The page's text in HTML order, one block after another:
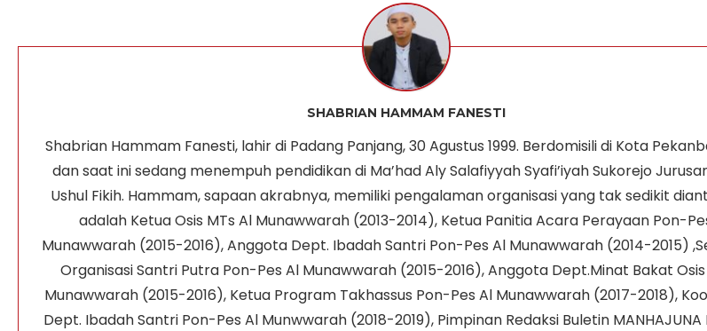
SHABRIAN HAMMAM FANESTI
Shabrian Hammam Fanesti, lahir di Padang Panjang, 30 Agustus 1999. Berdomisili di Kota
dan saat ini sedang menempuh pendidikan di Ma’had Aly Salafiyyah Syafi’iyah Sukorejo
Ushul Fikih. Hammam, sapaan akrabnya, memiliki pengalaman organisasi yang tak sedikit
adalah Ketua Osis MTs Al Munawwarah (2013-2014), Ketua Panitia Acara Perayaan Pon-
Munawwarah (2015-2016), Anggota Dept. Ibadah Santri Pon-Pes Al Munawwarah (2014-2015)
Organisasi Santri Putra Pon-Pes Al Munawwarah (2015-2016), Anggota Dept.Minat Bakat
Munawwarah (2015-2016), Ketua Program Takhassus Pon-Pes Al Munawwarah (2017-2018),
Dept. Ibadah Santri Pon-Pes Al Munwwarah (2018-2019), Pimpinan Redaksi Buletin MANHAJUNA